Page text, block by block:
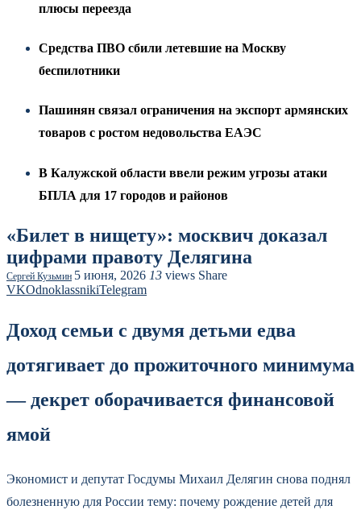
плюсы переезда
Средства ПВО сбили летевшие на Москву
беспилотники
Пашинян связал ограничения на экспорт армянских
товаров с ростом недовольства ЕАЭС
В Калужской области ввели режим угрозы атаки
БПЛА для 17 городов и районов
«Билет в нищету»: москвич доказал
цифрами правоту Делягина
Сергей Кузьмин 5 июня, 2026 13 views Share
VKOdnoklassnikiTelegram
Доход семьи с двумя детьми едва
дотягивает до прожиточного минимума
— декрет оборачивается финансовой
ямой
Экономист и депутат Госдумы Михаил Делягин снова поднял
болезненную для России тему: почему рождение детей для